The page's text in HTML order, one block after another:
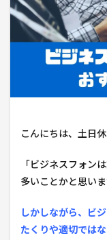
こんにちは、土日
「ビジネスフォン
多いことかと思いま
しかしながら、ビ
たくりや適切では